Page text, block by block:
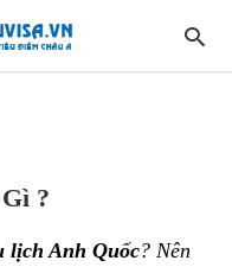
?
lịch Anh Quốc? Nên